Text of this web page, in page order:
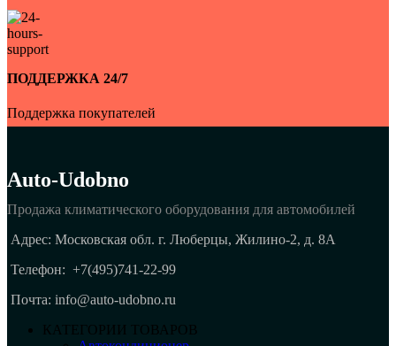
ПОДДЕРЖКА 24/7
Поддержка покупателей
Auto-Udobno
Продажа климатического оборудования для автомобилей
Адрес: Московская обл. г. Люберцы, Жилино-2, д. 8A
Телефон: +7(495)741-22-99
Почта: info@auto-udobno.ru
КАТЕГОРИИ ТОВАРОВ